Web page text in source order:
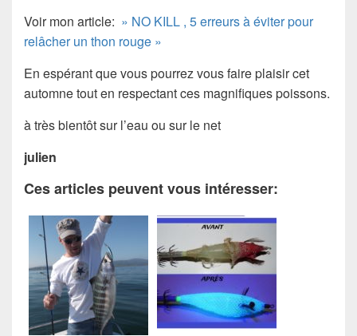
Voir mon article: » NO KILL , 5 erreurs à éviter pour
relâcher un thon rouge »
En espérant que vous pourrez vous faire plaisir cet
automne tout en respectant ces magnifiques poissons.
à très bientôt sur l’eau ou sur le net
julien
Ces articles peuvent vous intéresser: